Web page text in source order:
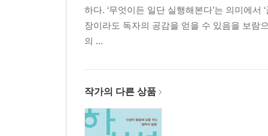
106. 이태극_ 서해상의 낙조(落照)
하다. ‘무엇이든 일단 실행해본다’는 의미에
장이라도 독자의 공감을 얻을 수 있음을 보람
의 ...
작가의 다른 상품